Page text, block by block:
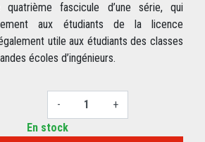
fascicule d’une série, qui
aux étudiants de la licence
utile aux étudiants des classes
écoles d’ingénieurs.
- +
En stock